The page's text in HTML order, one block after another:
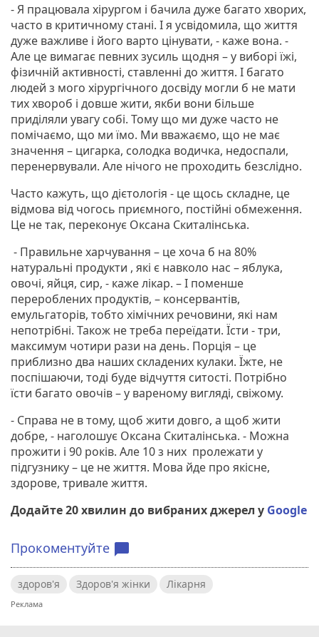
- Я працювала хірургом і бачила дуже багато хворих,
часто в критичному стані. І я усвідомила, що життя
дуже важливе і його варто цінувати, - каже вона. -
Але це вимагає певних зусиль щодня – у виборі їжі,
фізичній активності, ставленні до життя. І багато
людей з мого хірургічного досвіду могли б не мати
тих хвороб і довше жити, якби вони більше
приділяли увагу собі. Тому що ми дуже часто не
помічаємо, що ми їмо. Ми вважаємо, що не має
значення – цигарка, солодка водичка, недоспали,
перенервували. Але нічого не проходить безслідно.
Часто кажуть, що дієтологія - це щось складне, це
відмова від чогось приємного, постійні обмеження.
Це не так, переконує Оксана Скиталінська.
- Правильне харчування – це хоча б на 80%
натуральні продукти , які є навколо нас – яблука,
овочі, яйця, сир, - каже лікар. – І поменше
перероблених продуктів, – консервантів,
емульгаторів, тобто хімічних речовини, які нам
непотрібні. Також не треба переїдати. Їсти - три,
максимум чотири рази на день. Порція – це
приблизно два наших складених кулаки. Їжте, не
поспішаючи, тоді буде відчуття ситості. Потрібно
їсти багато овочів – у вареному вигляді, свіжому.
- Справа не в тому, щоб жити довго, а щоб жити
добре, - наголошує Оксана Скиталінська. - Можна
прожити і 90 років. Але 10 з них пролежати у
підгузнику – це не життя. Мова йде про якісне,
здорове, тривале життя.
Додайте 20 хвилин до вибраних джерел у Google
Прокоментуйте chat_bubble
здоров'я Здоров'я жінки Лікарня